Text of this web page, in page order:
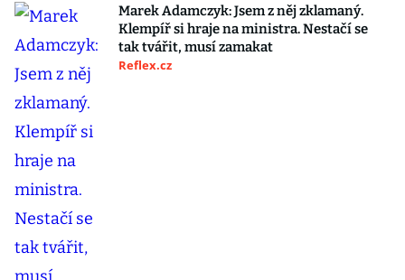
Marek Adamczyk: Jsem z něj zklamaný.
Klempíř si hraje na ministra. Nestačí se
tak tvářit, musí zamakat
Reflex.cz